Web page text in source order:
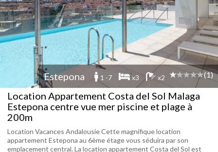
Estepona 1 -7 x3 x2 (1)
Location Appartement Costa del Sol Malaga
Estepona centre vue mer piscine et plage à
200m
Location Vacances Andalousie Cette magnifique location
appartement Estepona au 6ème étage vous séduira par son
emplacement central. La location appartement Costa del Sol est